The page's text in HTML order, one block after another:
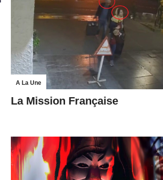
A La Une
La Mission Française